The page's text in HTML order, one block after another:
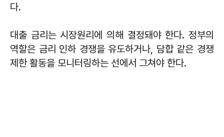
다.
대출 금리는 시장원리에 의해 결정돼야 한다. 정부의
역할은 금리 인하 경쟁을 유도하거나, 담합 같은 경쟁
제한 활동을 모니터링하는 선에서 그쳐야 한다.